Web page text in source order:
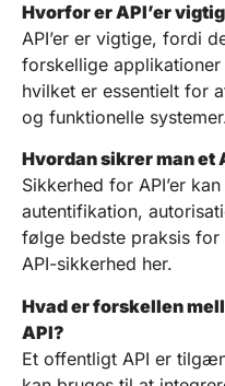
Hvorfor er API’er
API’er er vigtige, fordi
forskellige
hvilket er essentielt for
og funktionelle
Hvordan sikrer man et
Sikkerhed for API’er
autentifikation,
følge bedste praksis
API-sikkerhed her.
Hvad er forskellen
API?
Et offentligt API er